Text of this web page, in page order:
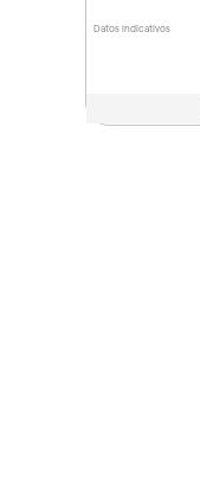
Datos indicativos